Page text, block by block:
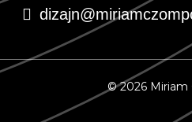
© 2026 Miriam